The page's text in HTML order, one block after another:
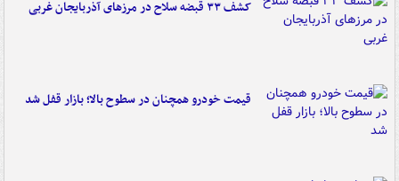
کشف ۳۳ قبضه سلاح در مرزهای آذربایجان غربی
قیمت خودرو همچنان در سطوح بالا؛ بازار قفل شد